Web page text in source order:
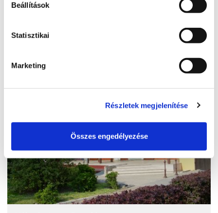
Beállítások
Statisztikai
Marketing
Részletek megjelenítése
Összes engedélyezése
info@hotelazur.hu